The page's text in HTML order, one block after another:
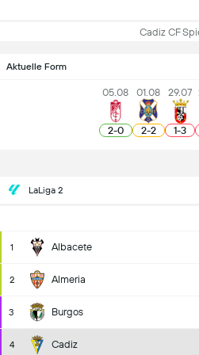
Cadiz CF
Aktuelle Form
05.08
2-0
01.08
2-2
29.07
1-3
LaLiga 2
1 Albacete
2 Almeria
3 Burgos
4 Cadiz